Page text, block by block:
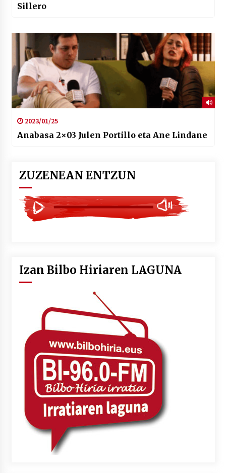
Sillero
2023/01/25
Anabasa 2×03 Julen Portillo eta Ane Lindane
ZUZENEAN ENTZUN
Izan Bilbo Hiriaren LAGUNA